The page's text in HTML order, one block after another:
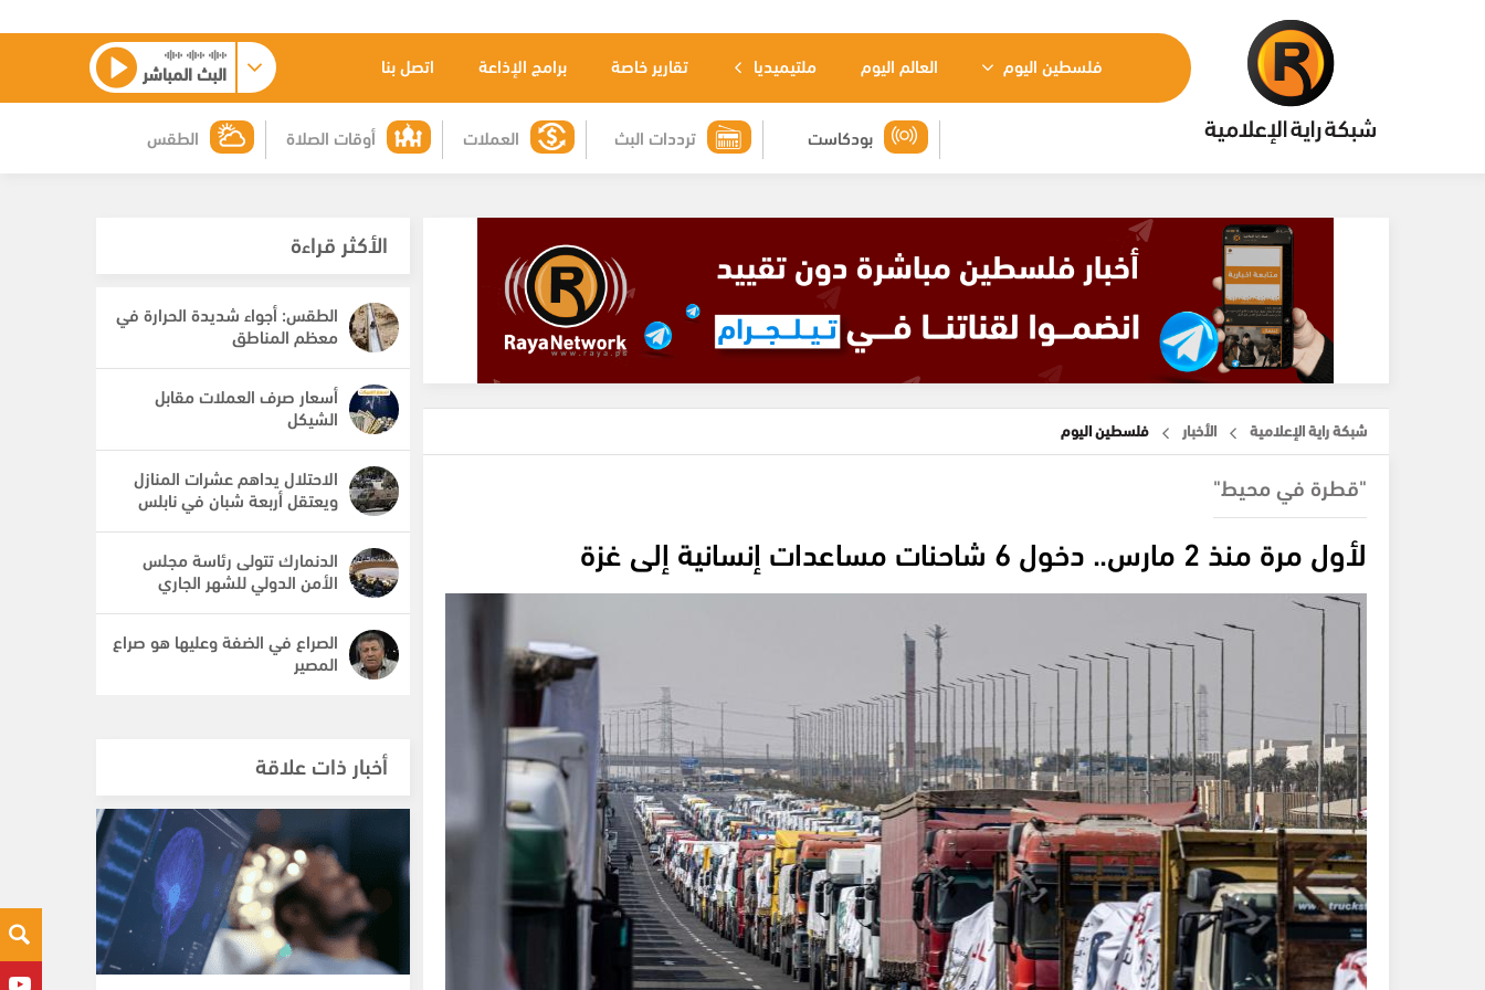
فلسطين اليوم العالم اليوم ملتيميديا تقارير خاصة برامج الإذاعة اتصل بنا البث المباشر
الطقس أوقات الصلاة العملات ترددات البث بودكاست
شبكة راية الإعلامية الأخبار فلسطين اليوم
"قطرة في محيط"
لأول مرة منذ 2 مارس.. دخول 6 شاحنات مساعدات إنسانية إلى غزة
الأكثر قراءة
الطقس: أجواء شديدة الحرارة في
معظم المناطق
أسعار صرف العملات مقابل
الشيكل
الاحتلال يداهم عشرات المنازل
ويعتقل أربعة شبان في نابلس
الدنمارك تتولى رئاسة مجلس
الأمن الدولي للشهر الجاري
الصراع في الضفة وعليها هو صراع
المصير
أخبار ذات علاقة